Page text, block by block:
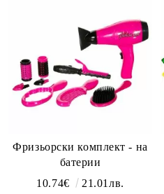
Фризьорски комплект - на
батерии
10.74€
21.01лв.